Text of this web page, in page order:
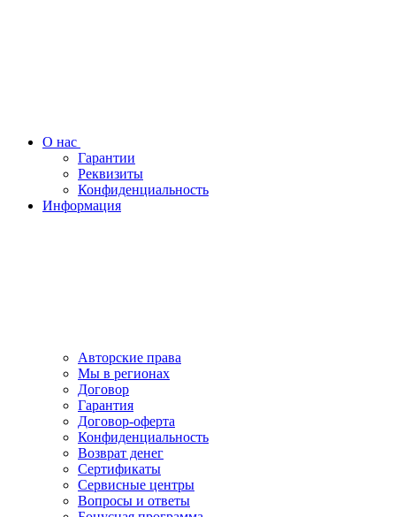
О нас
Гарантии
Реквизиты
Конфиденциальность
Информация
Авторские права
Мы в регионах
Договор
Гарантия
Договор-оферта
Конфиденциальность
Возврат денег
Сертификаты
Сервисные центры
Вопросы и ответы